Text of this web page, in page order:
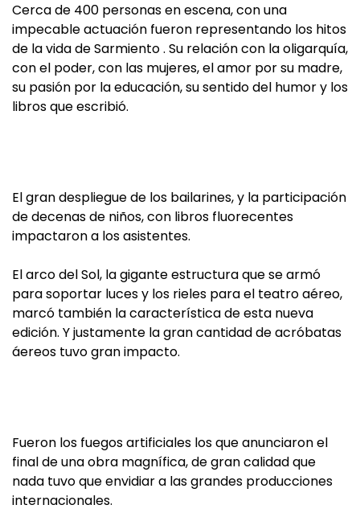
Cerca de 400 personas en escena, con una
impecable actuación fueron representando los hitos
de la vida de Sarmiento . Su relación con la oligarquía,
con el poder, con las mujeres, el amor por su madre,
su pasión por la educación, su sentido del humor y los
libros que escribió.
El gran despliegue de los bailarines, y la participación
de decenas de niños, con libros fluorecentes
impactaron a los asistentes.
El arco del Sol, la gigante estructura que se armó
para soportar luces y los rieles para el teatro aéreo,
marcó también la característica de esta nueva
edición. Y justamente la gran cantidad de acróbatas
áereos tuvo gran impacto.
Fueron los fuegos artificiales los que anunciaron el
final de una obra magnífica, de gran calidad que
nada tuvo que envidiar a las grandes producciones
internacionales.